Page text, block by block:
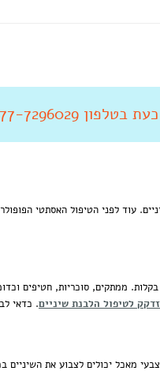
או מלאו את הטופס מטה
עוד לפני הטיפול האסתטי
ממתקים, סוכריות, חטיפים
לטיפול הלבנת שיניים. כדאי
מאכל יכולים לצבוע את